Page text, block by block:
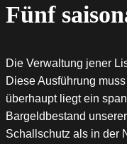
Fünf
Die Verwaltung jener
Diese Ausführung
überhaupt liegt ein
Bargeldbestand
Schallschutz als in der